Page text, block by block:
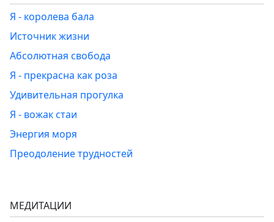
Я - королева бала
Источник жизни
Абсолютная свобода
Я - прекрасна как роза
Удивительная прогулка
Я - вожак стаи
Энергия моря
Преодоление трудностей
МЕДИТАЦИИ